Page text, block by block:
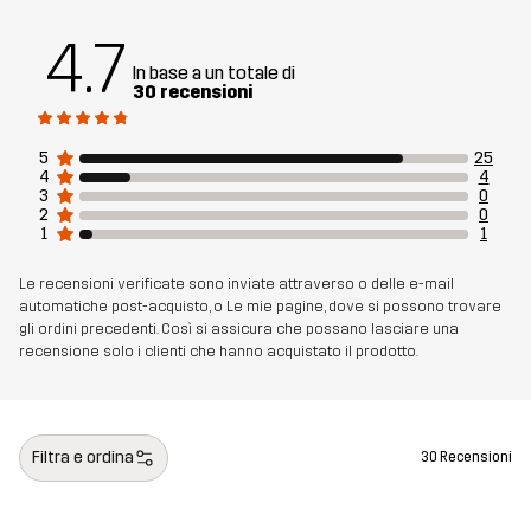
Realizzato per MULTIFUNZIONE
Numero di
articolo
4.7 In base a un totale di
30 recensioni
5
25
4
4
3
0
2
0
1
1
Le recensioni verificate sono inviate attraverso o delle e-mail
automatiche post-acquisto, o Le mie pagine, dove si possono trovare
gli ordini precedenti. Così si assicura che possano lasciare una
recensione solo i clienti che hanno acquistato il prodotto.
Filtra e ordina 30 Recensioni